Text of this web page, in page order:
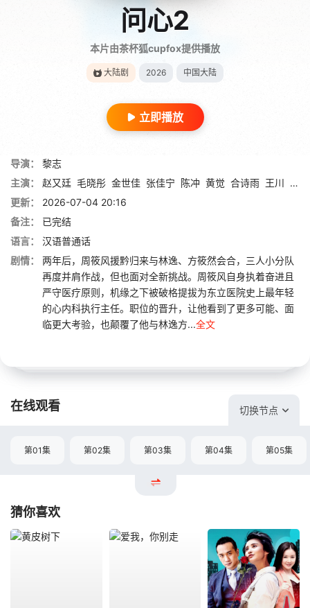
问心2
本片由茶杯狐cupfox提供播放
大陆剧 2026 中国大陆
立即播放
导演：
黎志
主演：
赵又廷 毛晓彤 金世佳 张佳宁 陈冲 黄觉 合诗雨 王川 孙
更新：
2026-07-04 20:16
备注：
已完结
语言：
汉语普通话
剧情：
两年后，周筱风援黔归来与林逸、方筱然会合，三人小分队
再度并肩作战，但也面对全新挑战。周筱风自身执着奋进且
严守医疗原则，机缘之下被破格提拔为东立医院史上最年轻
的心内科执行主任。职位的晋升，让他看到了更多可能、面
临更大考验，也颠覆了他与林逸方...全文
在线观看 切换节点
第01集 第02集 第03集 第04集 第05集
猜你喜欢